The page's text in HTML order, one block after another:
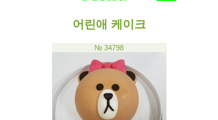
어린애 케이크
№ 34798